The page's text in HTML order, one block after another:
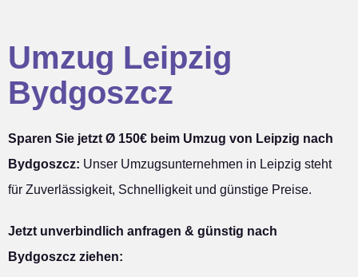
Umzug Leipzig
Bydgoszcz
Sparen Sie jetzt Ø 150€ beim Umzug von Leipzig nach
Bydgoszcz: Unser Umzugsunternehmen in Leipzig steht
für Zuverlässigkeit, Schnelligkeit und günstige Preise.
Jetzt unverbindlich anfragen & günstig nach
Bydgoszcz ziehen: